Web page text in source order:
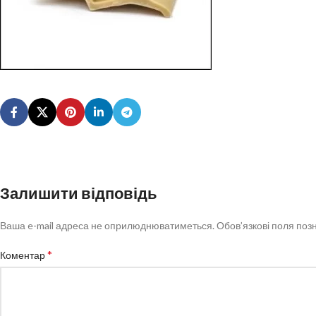
Залишити відповідь
Ваша e-mail адреса не оприлюднюватиметься. Обов’язкові поля
Коментар*